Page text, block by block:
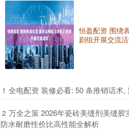
恒盈配资 围绕
剧组开展交流
1 全电配资 装修必看: 50 条推销话术,
2 万全之策 2026年瓷砖美缝剂美缝
防水耐磨性价比高性能全解析